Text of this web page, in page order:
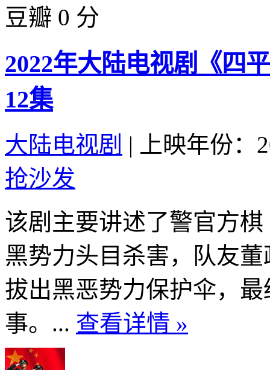
豆瓣 0 分
2022年大陆电视剧《四
12集
大陆电视剧 |
上映年份：
抢沙发
该剧主要讲述了警官方
黑势力头目杀害，队友
拔出黑恶势力保护伞，
事。... 查看详情 »